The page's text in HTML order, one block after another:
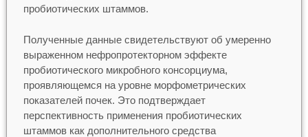
пробиотических штаммов.
Полученные данные свидетельствуют об умеренно
выраженном нефропротекторном эффекте
пробиотического микробного консорциума,
проявляющемся на уровне морфометрических
показателей почек. Это подтверждает
перспективность применения пробиотических
штаммов как дополнительного средства